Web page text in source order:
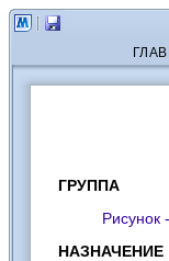
ГРУППА
Рисунок
НАЗНАЧЕНИЕ